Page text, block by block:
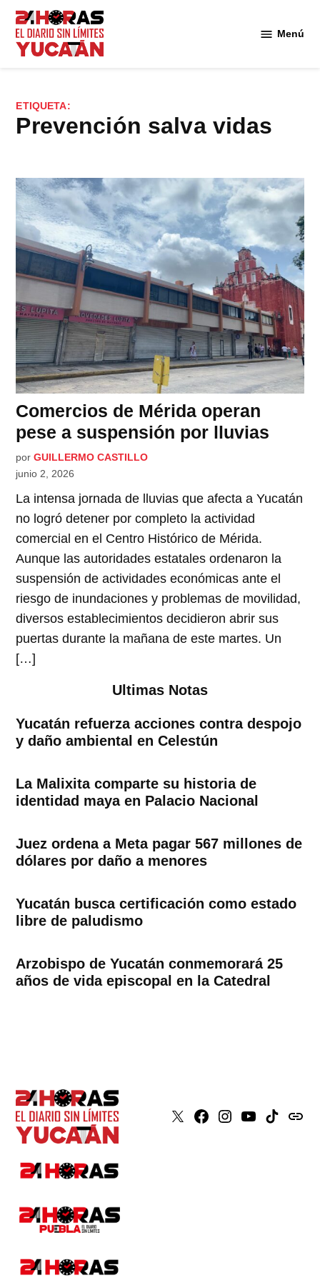
Saltar
contenido
Menú
ETIQUETA:
prevención salva vidas
Comercios de Mérida operan
pese a suspensión por lluvias
por GUILLERMO CASTILLO
junio 2, 2026
La intensa jornada de lluvias que afecta a Yucatán
no logró detener por completo la actividad
comercial en el Centro Histórico de Mérida.
Aunque las autoridades estatales ordenaron la
suspensión de actividades económicas ante el
riesgo de inundaciones y problemas de movilidad,
diversos establecimientos decidieron abrir sus
puertas durante la mañana de este martes. Un
[…]
Ultimas Notas
Yucatán refuerza acciones contra despojo
y daño ambiental en Celestún
La Malixita comparte su historia de
identidad maya en Palacio Nacional
Juez ordena a Meta pagar 567 millones de
dólares por daño a menores
Yucatán busca certificación como estado
libre de paludismo
Arzobispo de Yucatán conmemorará 25
años de vida episcopal en la Catedral
X Faceboook
Instagram
YoutubeTiktokissuu